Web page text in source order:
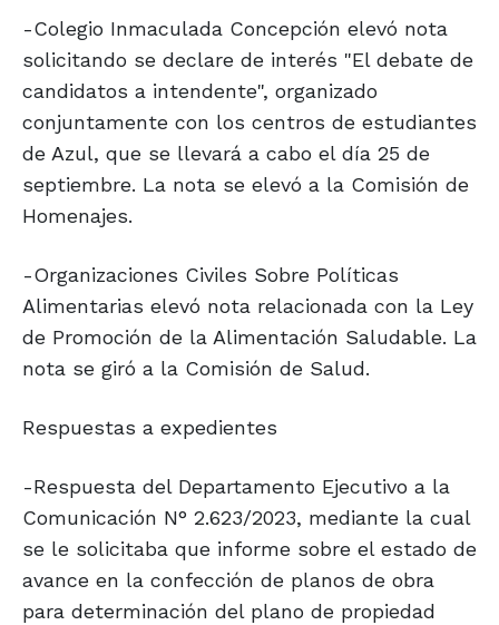
-Colegio Inmaculada Concepción elevó nota
solicitando se declare de interés "El debate de
candidatos a intendente", organizado
conjuntamente con los centros de estudiantes
de Azul, que se llevará a cabo el día 25 de
septiembre. La nota se elevó a la Comisión de
Homenajes.
-Organizaciones Civiles Sobre Políticas
Alimentarias elevó nota relacionada con la Ley
de Promoción de la Alimentación Saludable. La
nota se giró a la Comisión de Salud.
Respuestas a expedientes
-Respuesta del Departamento Ejecutivo a la
Comunicación N° 2.623/2023, mediante la cual
se le solicitaba que informe sobre el estado de
avance en la confección de planos de obra
para determinación del plano de propiedad